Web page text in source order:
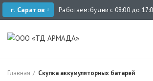
г. Саратов Работаем: будни с 08:00 до
Главная Скупка аккумуляторных батарей